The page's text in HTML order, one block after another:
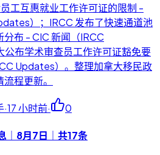
工互惠就业工作许可证的限制 -
）；IRCC 发布了快速通道池
分布 - CIC 新闻（IRCC
布学术审查员工作许可证豁免要
Updates）。整理加拿大移民政
程更新。
·17 小时前· 0
｜8月7日｜共17条